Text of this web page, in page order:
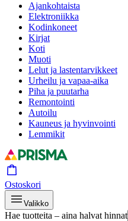
Ajankohtaista
Elektroniikka
Kodinkoneet
Kirjat
Koti
Muoti
Lelut ja lastentarvikkeet
Urheilu ja vapaa-aika
Piha ja puutarha
Remontointi
Autoilu
Kauneus ja hyvinvointi
Lemmikit
Ostoskori
Valikko
Hae tuotteita – aina halvat hinnat